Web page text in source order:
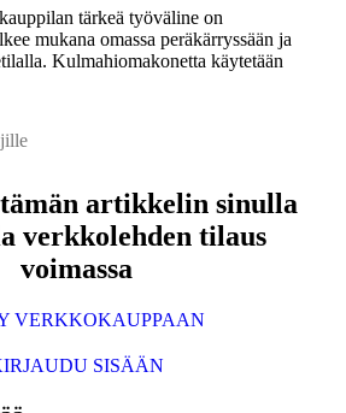
tärkeä työväline on
mukana omassa peräkärryssään ja
Kulmahiomakonetta käytetään
artikkelin sinulla
verkkolehden tilaus
voimassa
VERKKOKAUPPAAN
SISÄÄN